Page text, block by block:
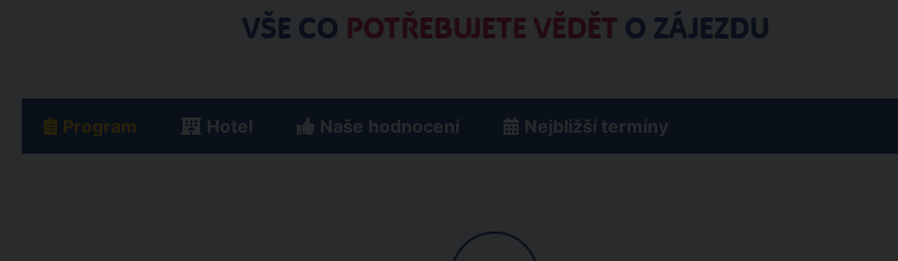
VŠE CO POTŘEBUJETE VĚDĚT O ZÁJEZDU
Program Hotel Naše hodnocení Nejbližší termíny